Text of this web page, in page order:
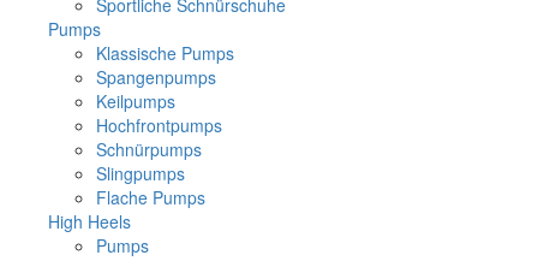
Sportliche Schnürschuhe
Pumps
Klassische Pumps
Spangenpumps
Keilpumps
Hochfrontpumps
Schnürpumps
Slingpumps
Flache Pumps
High Heels
Pumps